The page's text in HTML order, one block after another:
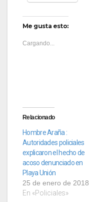
Me gusta esto:
Cargando...
Relacionado
Hombre Araña :
Autoridades policiales
explicaron el hecho de
acoso denunciado en
Playa Unión
25 de enero de 2018
En «Policiales»